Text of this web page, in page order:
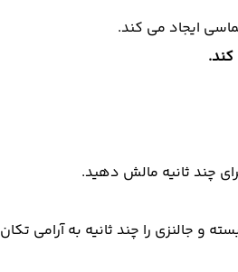
چند ثانیه مالش دهید.
و جالنزی را چند ثانیه به آرامی تکان